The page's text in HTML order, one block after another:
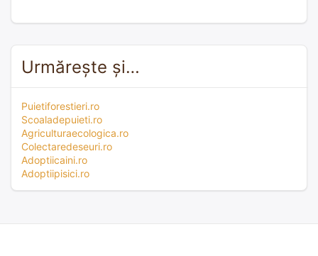
Urmărește și…
Puietiforestieri.ro
Scoaladepuieti.ro
Agriculturaecologica.ro
Colectaredeseuri.ro
Adoptiicaini.ro
Adoptiipisici.ro